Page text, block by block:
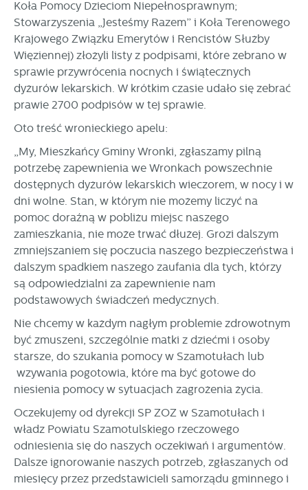
Koła Pomocy Dzieciom Niepełnosprawnym;
Stowarzyszenia „Jesteśmy Razem” i Koła Terenowego
Krajowego Związku Emerytów i Rencistów Służby
Więziennej) złożyli listy z podpisami, które zebrano w
sprawie przywrócenia nocnych i świątecznych
dyżurów lekarskich. W krótkim czasie udało się zebrać
prawie 2700 podpisów w tej sprawie.
Oto treść wronieckiego apelu:
„My, Mieszkańcy Gminy Wronki, zgłaszamy pilną
potrzebę zapewnienia we Wronkach powszechnie
dostępnych dyżurów lekarskich wieczorem, w nocy i w
dni wolne. Stan, w którym nie możemy liczyć na
pomoc doraźną w pobliżu miejsc naszego
zamieszkania, nie może trwać dłużej. Grozi dalszym
zmniejszaniem się poczucia naszego bezpieczeństwa i
dalszym spadkiem naszego zaufania dla tych, którzy
są odpowiedzialni za zapewnienie nam
podstawowych świadczeń medycznych.
Nie chcemy w każdym nagłym problemie zdrowotnym
być zmuszeni, szczególnie matki z dziećmi i osoby
starsze, do szukania pomocy w Szamotułach lub
wzywania pogotowia, które ma być gotowe do
niesienia pomocy w sytuacjach zagrożenia życia.
Oczekujemy od dyrekcji SP ZOZ w Szamotułach i
władz Powiatu Szamotulskiego rzeczowego
odniesienia się do naszych oczekiwań i argumentów.
Dalsze ignorowanie naszych potrzeb, zgłaszanych od
miesięcy przez przedstawicieli samorządu gminnego i